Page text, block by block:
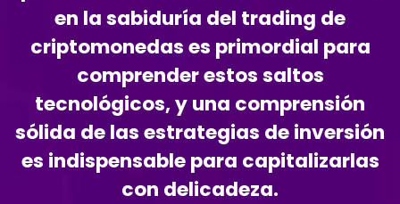
en la sabiduría del trading de
criptomonedas es primordial para
comprender estos saltos
tecnológicos, y una comprensión
sólida de las estrategias de inversión
es indispensable para capitalizarlas
con delicadeza.